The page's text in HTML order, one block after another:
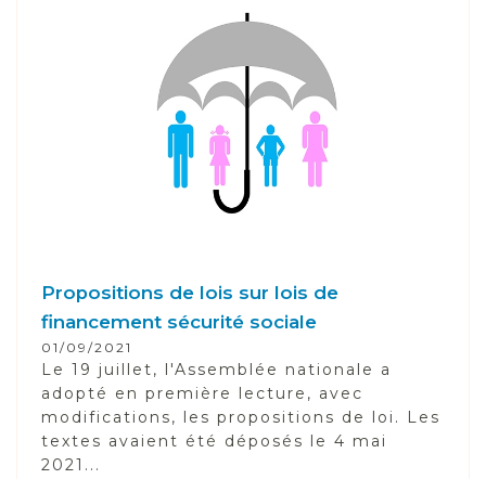
Propositions de lois sur lois de
financement sécurité sociale
01/09/2021
Le 19 juillet, l'Assemblée nationale a
adopté en première lecture, avec
modifications, les propositions de loi. Les
textes avaient été déposés le 4 mai
2021...